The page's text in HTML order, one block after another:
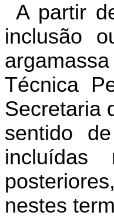
A partir
inclusão
argamassa
Técnica
Secretaria
sentido
de
incluídas
posteriores
nestes